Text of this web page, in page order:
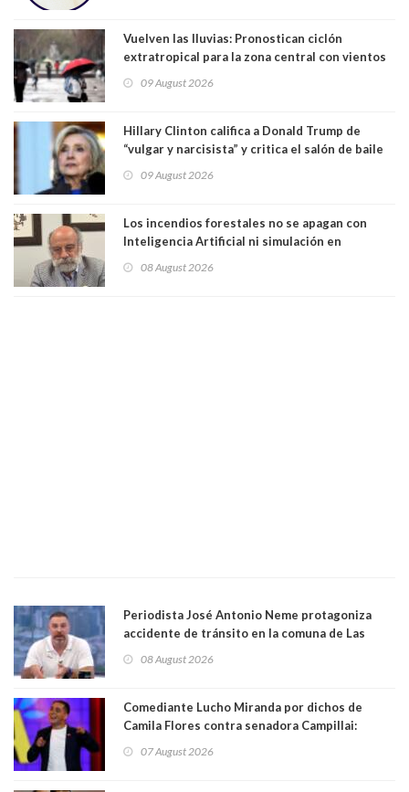
Vuelven las lluvias: Pronostican ciclón
extratropical para la zona central con vientos
09 August 2026
Hillary Clinton califica a Donald Trump de
“vulgar y narcisista” y critica el salón de baile
casa. Y la está destruyendo”
09 August 2026
Los incendios forestales no se apagan con
Inteligencia Artificial ni simulación en
Magister en Asentamientos Humanos PUC
08 August 2026
Periodista José Antonio Neme protagoniza
accidente de tránsito en la comuna de Las
08 August 2026
Comediante Lucho Miranda por dichos de
Camila Flores contra senadora Campillai:
forma de quitar dignidad"
07 August 2026